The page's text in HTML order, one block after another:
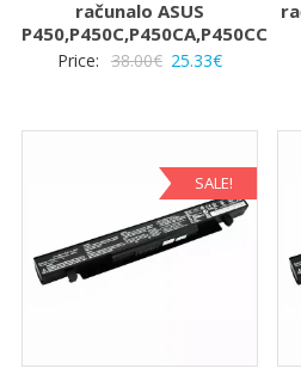
računalo ASUS
P450,P450C,P450CA,P450CC
Price: 38.00€ Izvorna
38.00€.
25.33€Trenutna
SALE!